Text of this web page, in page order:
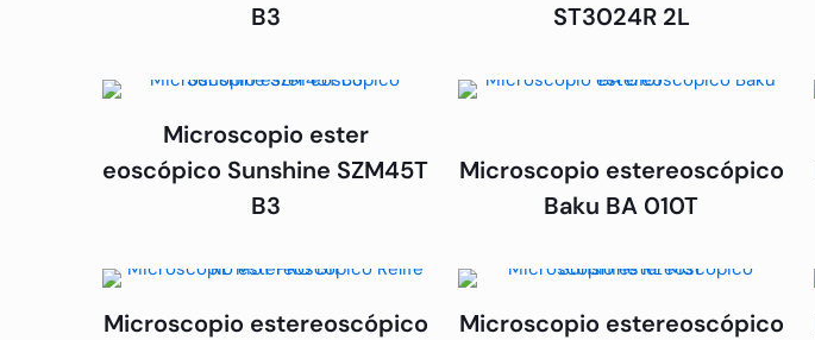
B3
ST3024R 2L
Microscopio ester
eoscópico Sunshine SZM45T
B3
Microscopio estereoscópico
Baku BA 010T
Microscopio estereoscópico
Microscopio estereoscópico